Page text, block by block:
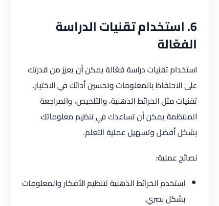
6. استخدام تقنيات الدراسة
الفعّالة
استخدام تقنيات دراسة فعّالة يمكن أن يعزز من قدرتك
على الاحتفاظ بالمعلومات وتحسين أدائك في الاختبار.
تقنيات مثل الخرائط الذهنية، والتلخيص، والمراجعة
المنتظمة يمكن أن تساعدك في تنظيم معلوماتك
بشكل أفضل وتسهيل عملية التعلم.
نصائح عملية:
استخدم الخرائط الذهنية لتنظيم الأفكار والمعلومات
بشكل بصري.